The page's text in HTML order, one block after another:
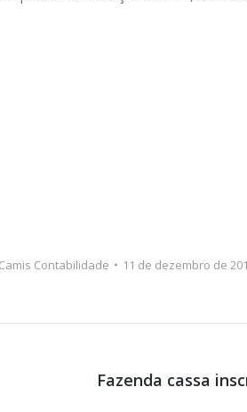
Camis Contabilidade 11 de dezembro de
Próximo
Fazenda cassa